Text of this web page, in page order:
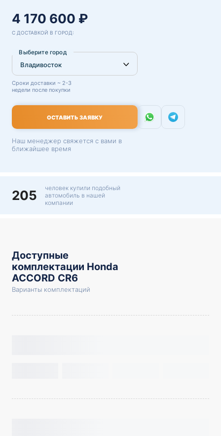
4 170 600 ₽
С ДОСТАВКОЙ В ГОРОД:
Выберите город
Сроки доставки ~ 2-3
недели после покупки
ОСТАВИТЬ ЗАЯВКУ
Наш менеджер свяжется с вами в
ближайшее время
205
человек купили подобный
автомобиль в нашей
компании
Доступные
комплектации Honda
ACCORD CR6
Варианты комплектаций